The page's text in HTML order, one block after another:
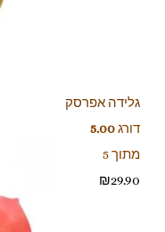
גלידה אפרסק
דורג5.00
מתוך 5
₪29.90